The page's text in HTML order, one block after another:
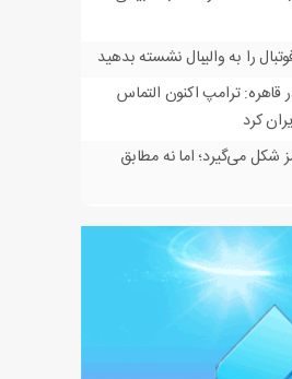
را به والیبال نشسته بدهید
قاهره: ترامپ اکنون التماس
کرد
شکل می‌گیرد؛ اما نه مطابق